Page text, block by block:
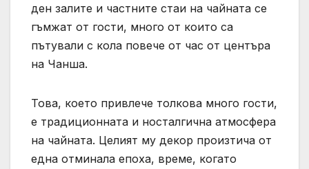
ден залите и частните стаи на чайната се
гъмжат от гости, много от които са
пътували с кола повече от час от центъра
на Чанша.
Това, което привлече толкова много гости,
е традиционната и носталгична атмосфера
на чайната. Целият му декор произтича от
една отминала епоха, време, когато